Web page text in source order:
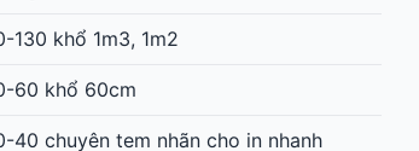
130 khổ 1m3, 1m2
60 khổ 60cm
40 chuyên tem nhãn cho in nhanh